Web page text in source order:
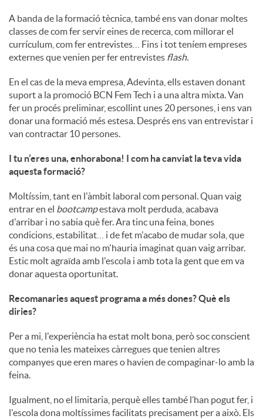
A banda de la formació tècnica, també ens van donar moltes
classes de com fer servir eines de recerca, com millorar el
currículum, com fer entrevistes… Fins i tot teníem empreses
externes que venien per fer entrevistes flash.
En el cas de la meva empresa, Adevinta, ells estaven donant
suport a la promoció BCN Fem Tech i a una altra mixta. Van
fer un procés preliminar, escollint unes 20 persones, i ens van
donar una formació més estesa. Després ens van entrevistar i
van contractar 10 persones.
I tu n’eres una, enhorabona! I com ha canviat la teva vida
aquesta formació?
Moltíssim, tant en l'àmbit laboral com personal. Quan vaig
entrar en el bootcampestava molt perduda, acabava
d'arribar i no sabia què fer. Ara tinc una feina, bones
condicions, estabilitat… i de fet m'acabo de mudar sola, que
és una cosa que mai no m'hauria imaginat quan vaig arribar.
Estic molt agraïda amb l'escola i amb tota la gent que em va
donar aquesta oportunitat.
Recomanaries aquest programa a més dones? Què els
diries?
Per a mi, l'experiència ha estat molt bona, però soc conscient
que no tenia les mateixes càrregues que tenien altres
companyes que eren mares o havien de compaginar-lo amb la
feina.
Igualment, no el limitaria, perquè elles també l’han pogut fer, i
l'escola dona moltíssimes facilitats precisament per a això. Els